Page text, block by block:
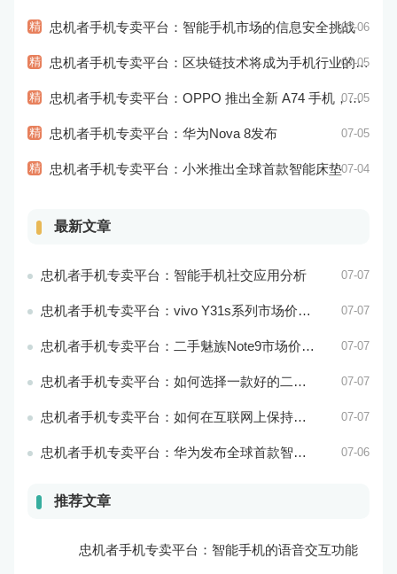
精 忠机者手机专卖平台：智能手机市场的信息安全挑战07-06
精 忠机者手机专卖平台：区块链技术将成为手机行业的新的趋势07-05
精 忠机者手机专卖平台：OPPO 推出全新 A74 手机，采用 AMOLED 屏幕和大容量电池07-05
精 忠机者手机专卖平台：华为Nova 8发布 07-05
精 忠机者手机专卖平台：小米推出全球首款智能床垫07-04
最新文章
忠机者手机专卖平台：智能手机社交应用分析 07-07
忠机者手机专卖平台：vivo Y31s系列市场价格走势平稳 07-07
忠机者手机专卖平台：二手魅族Note9市场价格持续下跌 07-07
忠机者手机专卖平台：如何选择一款好的二手手机应用？ 07-07
忠机者手机专卖平台：如何在互联网上保持安全？ 07-07
忠机者手机专卖平台：华为发布全球首款智能物业管理系统 07-06
推荐文章
忠机者手机专卖平台：智能手机的语音交互功能